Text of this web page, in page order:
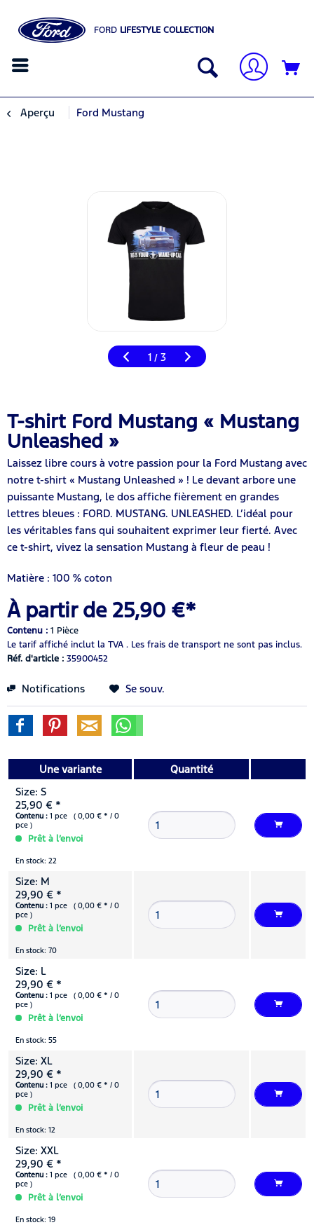
FORD LIFESTYLE COLLECTION
Aperçu Ford Mustang
1 / 3
T-shirt Ford Mustang « Mustang
Unleashed »
Laissez libre cours à votre passion pour la Ford Mustang avec
notre t-shirt « Mustang Unleashed » ! Le devant arbore une
puissante Mustang, le dos affiche fièrement en grandes
lettres bleues : FORD. MUSTANG. UNLEASHED. L’idéal pour
les véritables fans qui souhaitent exprimer leur fierté. Avec
ce t-shirt, vivez la sensation Mustang à fleur de peau !
Matière : 100 % coton
À partir de 25,90 €*
Contenu : 1 Pièce
Le tarif affiché inclut la TVA . Les frais de transport ne sont pas inclus.
Réf. d'article : 35900452
Notifications Se souv.
Une variante
Quantité
Size: S
25,90 € *
Contenu : 1 pce ( 0,00 € * / 0
pce )
Prêt à l’envoi
En stock: 22
Size: M
29,90 € *
Contenu : 1 pce ( 0,00 € * / 0
pce )
Prêt à l’envoi
En stock: 70
Size: L
29,90 € *
Contenu : 1 pce ( 0,00 € * / 0
pce )
Prêt à l’envoi
En stock: 55
Size: XL
29,90 € *
Contenu : 1 pce ( 0,00 € * / 0
pce )
Prêt à l’envoi
En stock: 12
Size: XXL
29,90 € *
Contenu : 1 pce ( 0,00 € * / 0
pce )
Prêt à l’envoi
En stock: 19